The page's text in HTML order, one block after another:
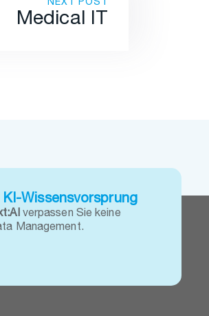
NEXT POST
Medical IT
Wissensvorsprung
verpassen Sie keine
Management.